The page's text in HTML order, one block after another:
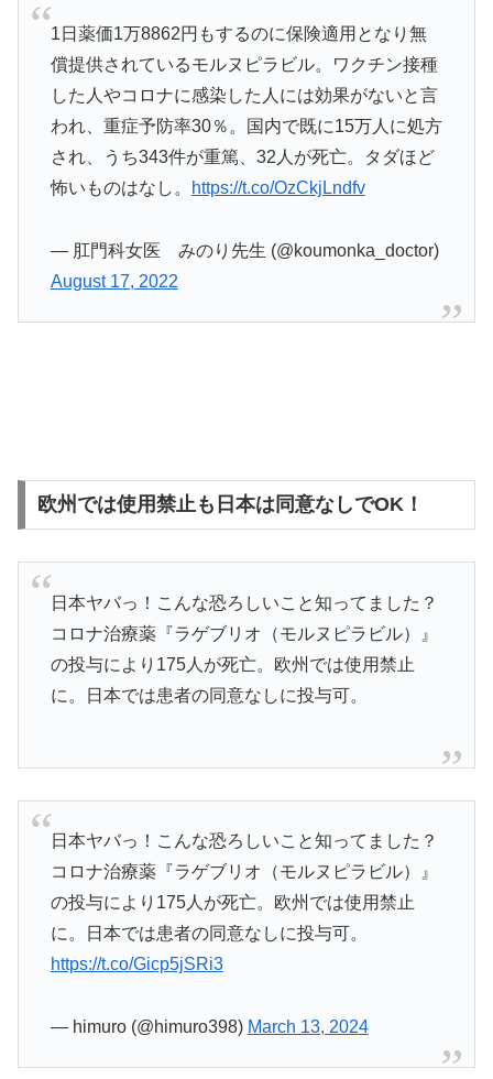
1日薬価1万8862円もするのに保険適用となり無
償提供されているモルヌピラビル。ワクチン接種
した人やコロナに感染した人には効果がないと言
われ、重症予防率30％。国内で既に15万人に処方
され、うち343件が重篤、32人が死亡。タダほど
怖いものはなし。
https://t.co/OzCkjLndfv
— 肛門科女医 みのり先生 (@koumonka_doctor)
August 17, 2022
欧州では使用禁止も日本は同意なしでOK！
日本ヤバっ！こんな恐ろしいこと知ってました？
コロナ治療薬『ラゲブリオ（モルヌピラビル）』
の投与により175人が死亡。欧州では使用禁止
に。日本では患者の同意なしに投与可。
日本ヤバっ！こんな恐ろしいこと知ってました？
コロナ治療薬『ラゲブリオ（モルヌピラビル）』
の投与により175人が死亡。欧州では使用禁止
に。日本では患者の同意なしに投与可。
https://t.co/Gicp5jSRi3
— himuro (@himuro398) March 13, 2024